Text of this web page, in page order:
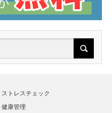
ストレスチェック
健康管理